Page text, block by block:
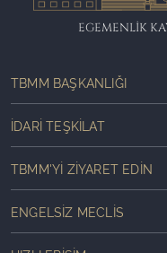
EGEMENLİK
TBMM BAŞKANLIĞI
İDARI TEŞKILAT
TBMM'YI ZIYARET EDIN
ENGELSIZ MECLIS